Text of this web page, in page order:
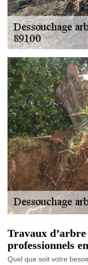
Travaux
professionnels
Quel que soit votre